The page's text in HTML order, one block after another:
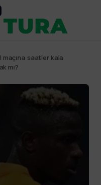
maçına saatler kala
mı?